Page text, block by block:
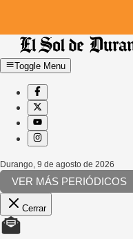
Toggle Menu
Durango 9 de agosto de 2026
VER MÁS PERIÓDICOS
Cerrar